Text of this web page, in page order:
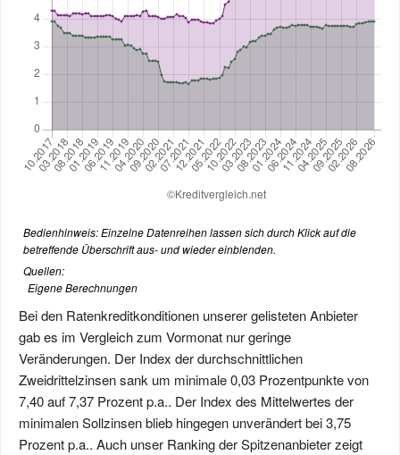
Bedienhinweis: Einzelne Datenreihen lassen sich durch Klick auf die
betreffende Überschrift aus- und wieder einblenden.
Quellen:
Eigene Berechnungen
Bei den Ratenkreditkonditionen unserer gelisteten Anbieter
gab es im Vergleich zum Vormonat nur geringe
Veränderungen. Der Index der durchschnittlichen
Zweidrittelzinsen sank um minimale 0,03 Prozentpunkte von
7,40 auf 7,37 Prozent p.a.. Der Index des Mittelwertes der
minimalen Sollzinsen blieb hingegen unverändert bei 3,75
Prozent p.a.. Auch unser Ranking der Spitzenanbieter zeigt